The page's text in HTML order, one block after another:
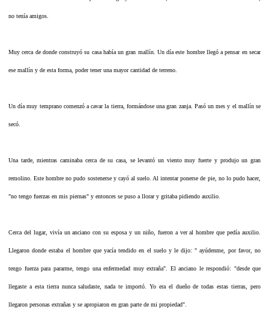
no tenía amigos.
Muy cerca de donde construyó su casa había un gran mallín. Un día este hombre llegó a pensar en secar
ese mallín y de esta forma, poder tener una mayor cantidad de terreno.
Un día muy temprano comenzó a cavar la tierra, formándose una gran zanja. Pasó un mes y el mallín se
secó.
Una tarde, mientras caminaba cerca de su casa, se levantó un viento muy fuerte y produjo un gran
remolino. Este hombre no pudo sostenerse y cayó al suelo. Al intentar ponerse de pie, no lo pudo hacer,
"no tengo fuerzas en mis piernas" y entonces se puso a llorar y gritaba pidiendo auxilio.
Cerca del lugar, vivía un anciano con su esposa y un niño, fueron a ver al hombre que pedía auxilio.
Llegaron donde estaba el hombre que yacía tendido en el suelo y le dijo: " ayúdenme, por favor, no
tengo fuerza para pararme, tengo una enfermedad muy extraña". El anciano le respondió: "desde que
llegaste a esta tierra nunca saludaste, nada te importó. Yo era el dueño de todas estas tierras, pero
llegaron personas extrañas y se apropiaron en gran parte de mi propiedad".